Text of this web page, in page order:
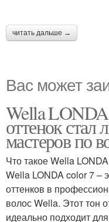
читать дальше →
Вас может
Wella
оттенок
мастеров по
Что такое Wella
Wella LONDA color 7 –
оттенков в
волос Wella. Этот тон
идеально подходит